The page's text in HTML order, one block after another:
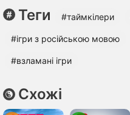
Теги #таймкілери
#ігри з російською мовою
#взламані ігри
Схожі